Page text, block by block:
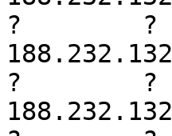
?        ?
?        ?